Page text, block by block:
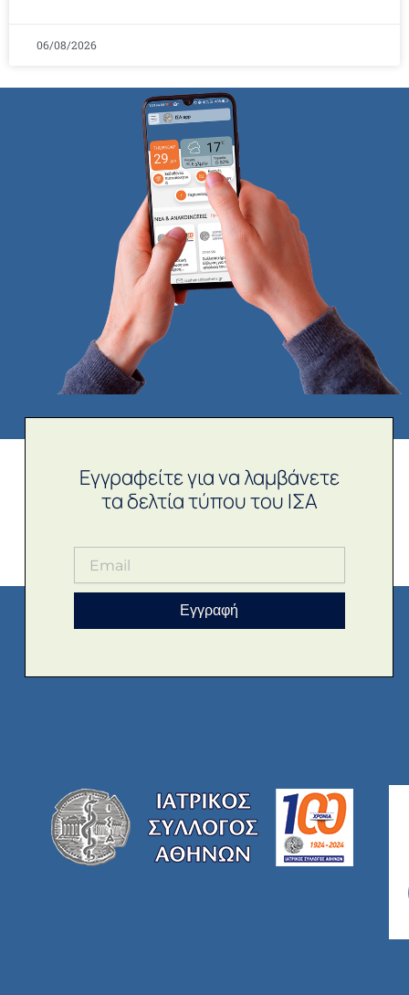
06/08/2026
Εγγραφείτε για να λαμβάνετε
τα δελτία τύπου του ΙΣΑ
Εγγραφή